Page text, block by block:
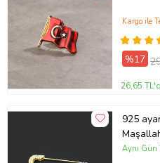
Kargo ile
%17
26,65
925
Aynı Gün